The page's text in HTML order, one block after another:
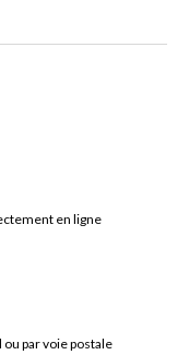
en ligne
par voie postale